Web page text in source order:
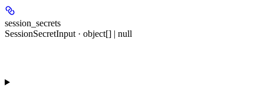
session_secrets
SessionSecretInput · object[] | null